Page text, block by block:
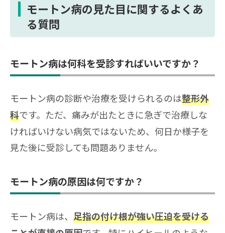
モートン病の見た目に関するよくあ
る質問
モートン病は何科を受診すればいいですか？
モートン病の診断や治療を受けられるのは整形外
科です。ただ、痛みが出たときに急ぎで治療しな
ければいけない病気ではないため、何日か様子を
見た後に受診しても問題ありません。
モートン病の原因は何ですか？
モートン病は、 足指の付け根が強い圧迫を受ける